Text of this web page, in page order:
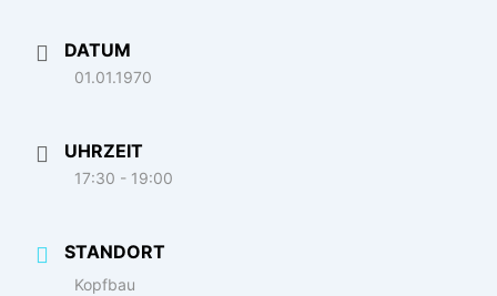
DATUM
01.01.1970
UHRZEIT
17:30 - 19:00
STANDORT
Kopfbau